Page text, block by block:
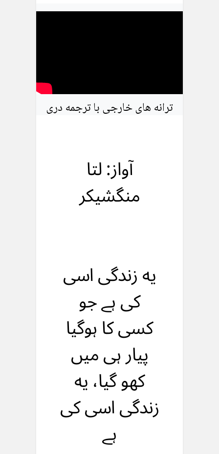
ترانه های خارجی با ترجمه دری
آواز: لتا
منگشیکر
یه زندگی اسی
کی ہے جو
کسی کا ہوگیا
پیار ہی میں
کهو گیا، یه
زندگی اسی کی
ہے